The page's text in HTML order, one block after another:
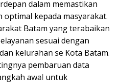
dalam memastikan
kepada masyarakat.
Batam yang terabaikan
sesuai dengan
kelurahan se Kota Batam.
pembaruan data
awal untuk